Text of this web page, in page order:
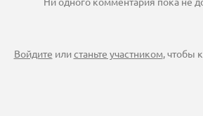
Войдите илистаньте участником, чтобы